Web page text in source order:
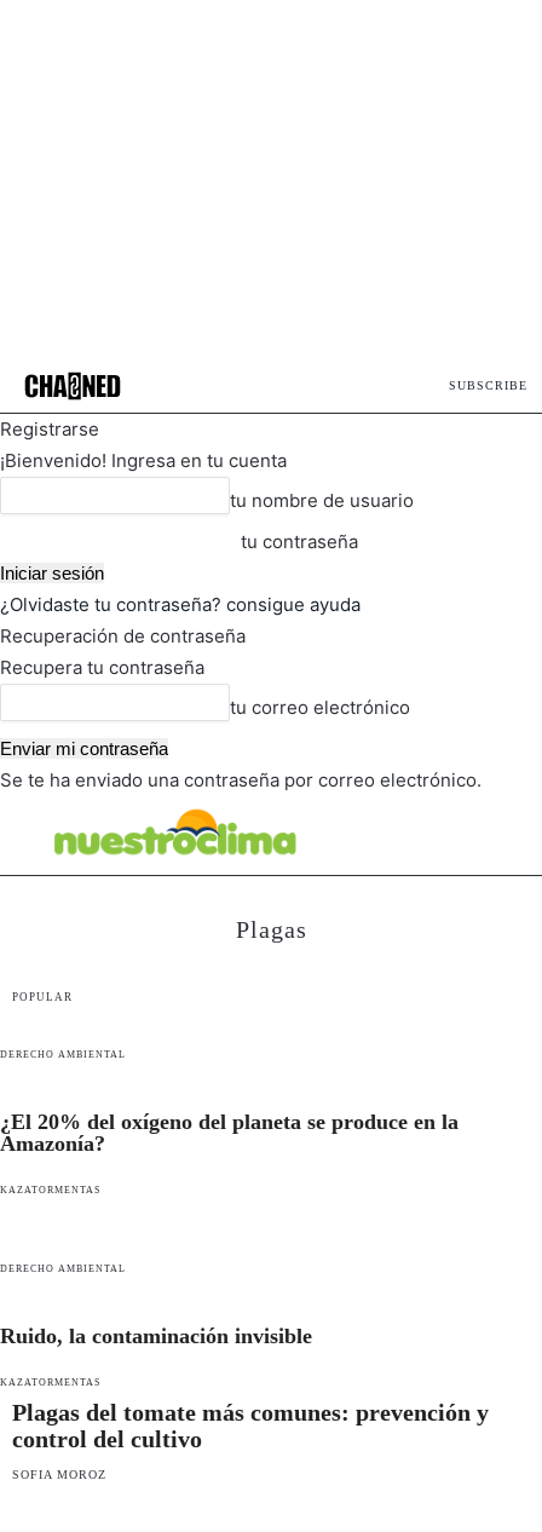
SUBSCRIBE
Registrarse
¡Bienvenido! Ingresa en tu cuenta
tu nombre de usuario
tu contraseña
¿Olvidaste tu contraseña? consigue ayuda
Recuperación de contraseña
Recupera tu contraseña
tu correo electrónico
Se te ha enviado una contraseña por correo electrónico.
Plagas
POPULAR
DERECHO AMBIENTAL
¿El 20% del oxígeno del planeta se produce en la
Amazonía?
KAZATORMENTAS
DERECHO AMBIENTAL
Ruido, la contaminación invisible
KAZATORMENTAS
Plagas del tomate más comunes: prevención y
control del cultivo
SOFIA MOROZ